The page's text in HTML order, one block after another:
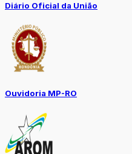
Diário Oficial da União
Ouvidoria MP-RO